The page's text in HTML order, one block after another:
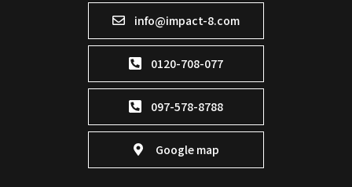
info@impact-8.com
0120-708-077
097-578-8788
Google map